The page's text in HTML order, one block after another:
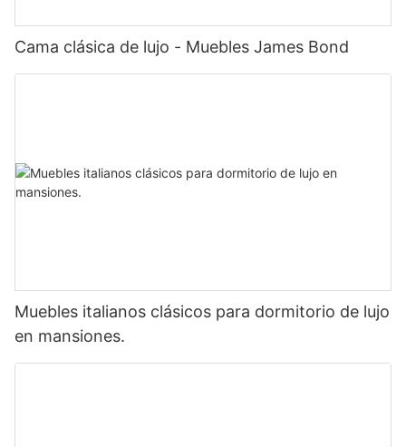
Cama clásica de lujo - Muebles James Bond
Muebles italianos clásicos para dormitorio de lujo
en mansiones.